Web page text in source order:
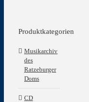
Produktkategorien
Musikarchiv
des
Ratzeburger
Doms
CD